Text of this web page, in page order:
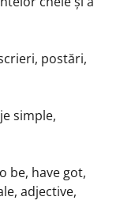
postări,
simple,
be, have got,
adjective,